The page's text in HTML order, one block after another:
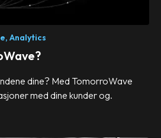
Analytics
dine? Med TomorroWave
med dine kunder og.